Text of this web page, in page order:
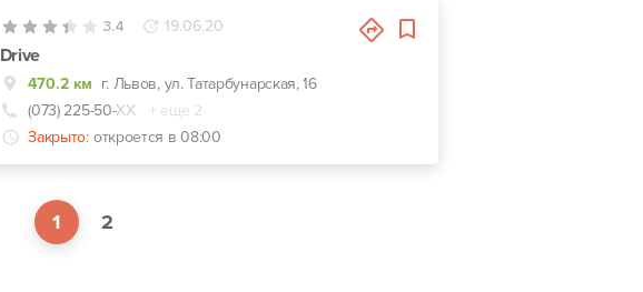
3.4 19.06.20
Drive
470.2 км г. Львов, ул. Татарбунарская, 16
(073) 225-50-ХХ
+ еще 2
Закрыто: откроется в 08:00
1 2